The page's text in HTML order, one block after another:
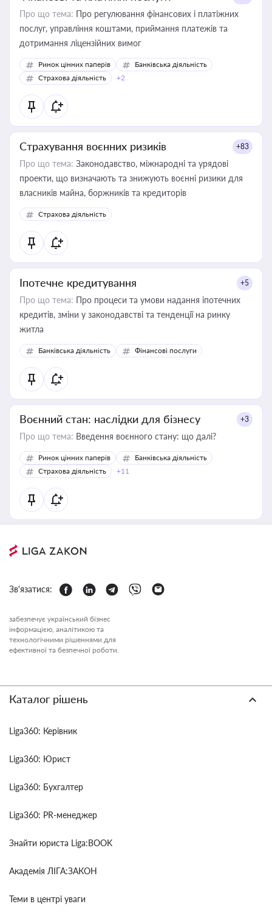
Про що тема: Про регулювання фінансових і платіжних
послуг, управління коштами, приймання платежів та
дотримання ліцензійних вимог
Ринок цінних паперів
Банківська діяльність
Страхова діяльність
+2
Страхування воєнних ризиків +83
Про що тема: Законодавство, міжнародні та урядові
проекти, що визначають та знижують воєнні ризики для
власників майна, боржників та кредиторів
Страхова діяльність
Іпотечне кредитування +5
Про що тема: Про процеси та умови надання іпотечних
кредитів, зміни у законодавстві та тенденції на ринку
житла
Банківська діяльність Фінансові послуги
Воєнний стан: наслідки для бізнесу +3
Про що тема: Введення воєнного стану: що далі?
Ринок цінних паперів
Банківська діяльність
Страхова діяльність
+11
Зв'язатися:
забезпечує український бізнес
інформацією, аналітикою та
технологічними рішеннями для
ефективної та безпечної роботи.
Каталог рішень
Liga360: Керівник
Liga360: Юрист
Liga360: Бухгалтер
Liga360: PR-менеджер
Знайти юриста Liga:BOOK
Академія ЛІГА:ЗАКОН
Теми в центрі уваги